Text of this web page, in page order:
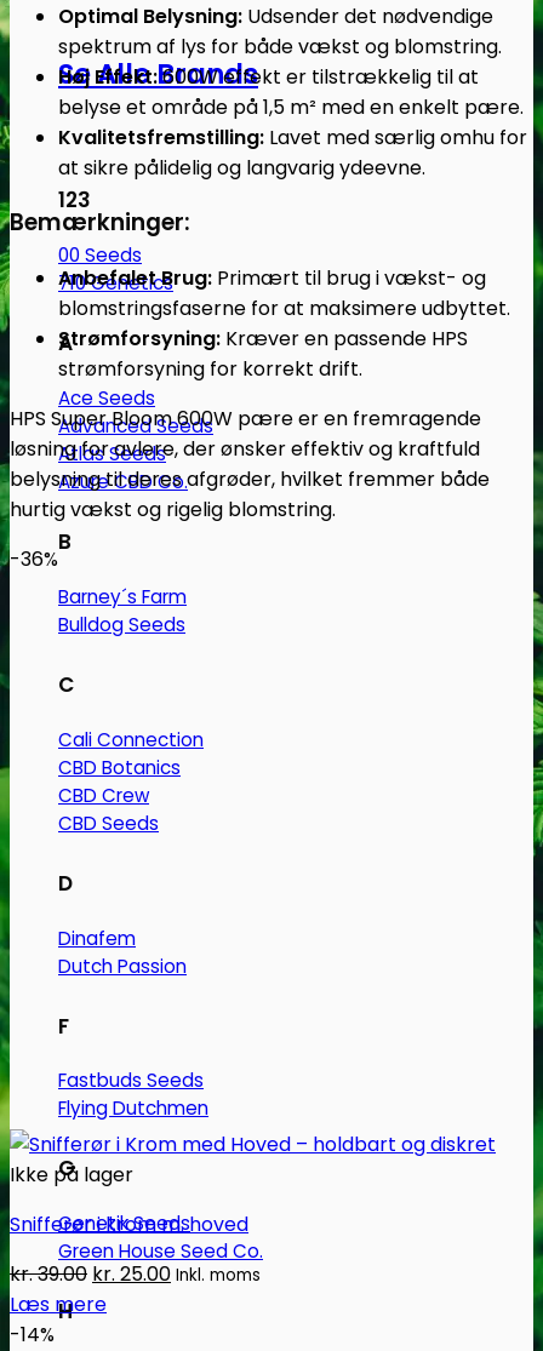
Se Alle Brands
123
00 Seeds
710 Genetics
A
Ace Seeds
Advanced Seeds
Atlas Seeds
Azure CBD Co.
B
Barney´s Farm
Bulldog Seeds
C
Cali Connection
CBD Botanics
CBD Crew
CBD Seeds
D
Dinafem
Dutch Passion
F
Fastbuds Seeds
Flying Dutchmen
G
Genetik Seeds
Green House Seed Co.
H
Optimal Belysning: Udsender det nødvendige
spektrum af lys for både vækst og blomstring.
Høj Effekt:600W effekt er tilstrækkelig til at
belyse et område på 1,5 m² med en enkelt pære.
Kvalitetsfremstilling: Lavet med særlig omhu for
at sikre pålidelig og langvarig ydeevne.
Bemærkninger:
Anbefalet Brug: Primært til brug i vækst- og
blomstringsfaserne for at maksimere udbyttet.
Strømforsyning: Kræver en passende HPS
strømforsyning for korrekt drift.
HPS Super Bloom 600W pære er en fremragende
løsning for avlere, der ønsker effektiv og kraftfuld
belysning til deres afgrøder, hvilket fremmer både
hurtig vækst og rigelig blomstring.
-36%
Ikke på lager
Snifferør i krom m. hoved
kr.39.00 Den
oprindelige
kr. 25.00Den
Inkl. moms
Læs mere
-14%